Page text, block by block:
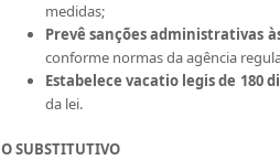
medidas;
Prevê sanções administrativas
conforme normas da agência
Estabelece vacatio legis de 180
da lei.
O SUBSTITUTIVO